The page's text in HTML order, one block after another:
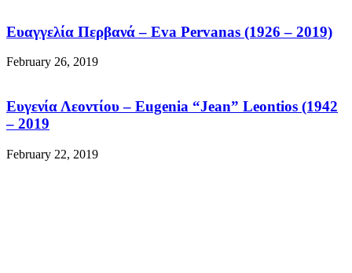
Ευαγγελία Περβανά – Eva Pervanas (1926 – 2019)
February 26, 2019
Ευγενία Λεοντίου – Eugenia “Jean” Leontios (1942
– 2019
February 22, 2019